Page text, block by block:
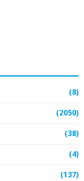
(8)
(2050)
(38)
(4)
(137)